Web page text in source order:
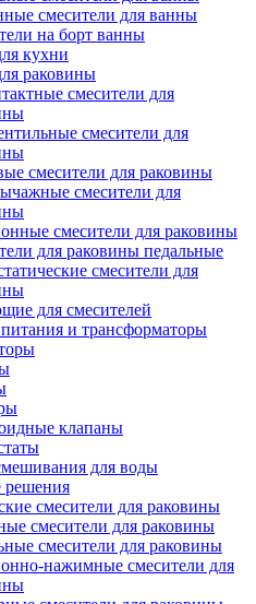
смесители для ванны
на борт ванны
кухни
раковины
смесители для
смесители для
смесители для раковины
смесители для
смесители для раковины
для раковины педальные
смесители для
для смесителей
и трансформаторы
клапаны
для воды
решения
смесители для раковины
смесители для раковины
смесители для раковины
нажимные смесители для